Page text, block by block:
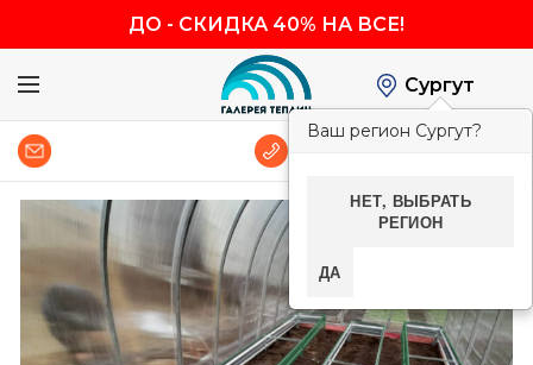
ДО - СКИДКА 40% НА ВСЕ!
Сургут
Ваш регион Сургут?
НЕТ, ВЫБРАТЬ
РЕГИОН
ДА